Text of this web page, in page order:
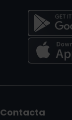
del
-
Contacta